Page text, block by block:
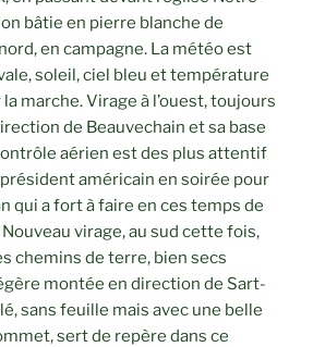
bâtie en pierre blanche de
en campagne. La météo est
soleil, ciel bleu et température
marche. Virage à l’ouest, toujours
de Beauvechain et sa base
aérien est des plus attentif
américain en soirée pour
qui a fort à faire en ces temps de
virage, au sud cette fois,
chemins de terre, bien secs
montée en direction de Sart-
sans feuille mais avec une belle
sert de repère dans ce